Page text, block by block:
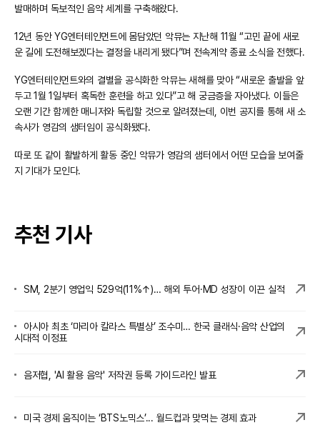
발매하며 독보적인 음악 세계를 구축해왔다.
12년 동안 YG엔터테인먼트에 몸담았던 악뮤는 지난해 11월 “고민 끝에 새로
운 길에 도전해보겠다는 결정을 내리게 됐다”며 전속계약 종료 소식을 전했다.
YG엔터테인먼트와의 결별을 공식화한 악뮤는 새해를 맞아 “새로운 출발을 앞
두고 1월 1일부터 혹독한 훈련을 하고 있다”고 해 궁금증을 자아냈다. 이들은
오랜 기간 함께한 매니저와 독립할 것으로 알려졌는데, 이번 공지를 통해 새 소
속사가 영감의 샘터임이 공식화됐다.
따로 또 같이 활발하게 활동 중인 악뮤가 영감의 샘터에서 어떤 모습을 보여줄
지 기대가 모인다.
추천 기사
SM, 2분기 영업익 529억(11%↑)… 해외 투어·MD 성장이 이끈 실적
아시아 최초 ‘마리아 칼라스 특별상’ 조수미… 한국 클래식·음악 산업의
시대적 이정표
음저협, 'AI 활용 음악' 저작권 등록 가이드라인 발표
미국 경제 움직이는 ‘BTS노믹스’... 월드컵과 맞먹는 경제 효과